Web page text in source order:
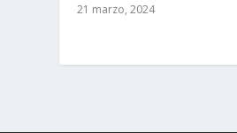
21 marzo, 2024